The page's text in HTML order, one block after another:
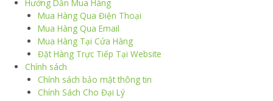
Hướng Dẫn Mua Hàng
Mua Hàng Qua Điện Thoại
Mua Hàng Qua Email
Mua Hàng Tại Cửa Hàng
Đặt Hàng Trực Tiếp Tại Website
Chính sách
Chính sách bảo mật thông tin
Chính Sách Cho Đại Lý